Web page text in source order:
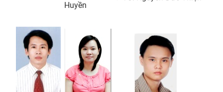
CỰU NGƯỜI HỌC
Huyền